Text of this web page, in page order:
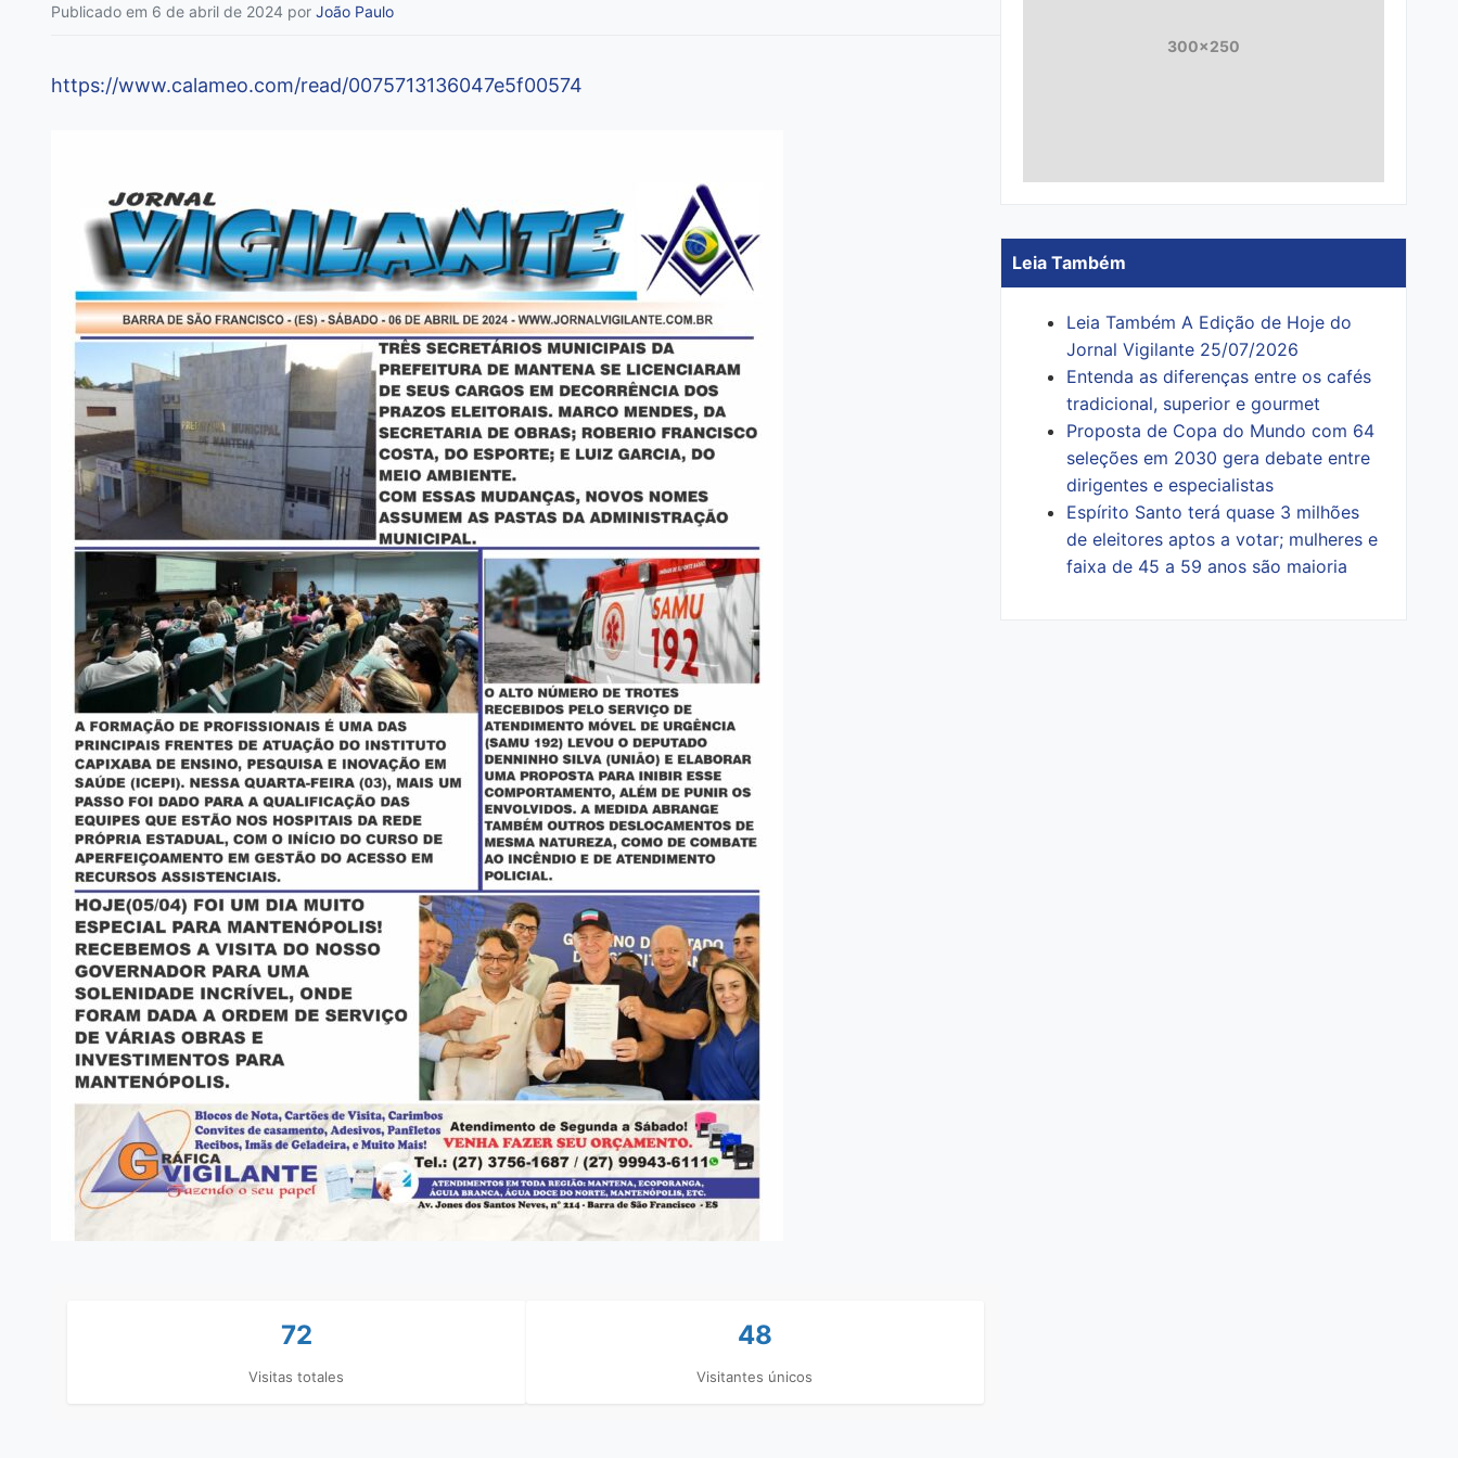
Publicado em 6 de abril de 2024 por João Paulo
https://www.calameo.com/read/0075713136047e5f00574
72
Visitas totales
48
Visitantes únicos
300x250
Leia Também
Leia Também A Edição de Hoje do
Jornal Vigilante 25/07/2026
Entenda as diferenças entre os cafés
tradicional, superior e gourmet
Proposta de Copa do Mundo com 64
seleções em 2030 gera debate entre
dirigentes e especialistas
Espírito Santo terá quase 3 milhões
de eleitores aptos a votar; mulheres e
faixa de 45 a 59 anos são maioria